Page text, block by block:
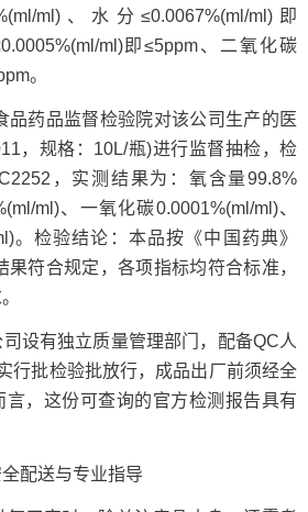
ml)、水分≤0.0067%(ml/ml)即
ml)即≤5ppm、二氧化碳
。
药品监督检验院对该公司生产的医
，规格：10L/瓶)进行监督抽检，检
，实测结果为：氧含量99.8%
ml)、一氧化碳0.0001%(ml/ml)、
。检验结论：本品按《中国药典》
符合规定，各项指标均符合标准，
有独立质量管理部门，配备QC人
行批检验批放行，成品出厂前须经全
，这份可查询的官方检测报告具有
配送与专业指导